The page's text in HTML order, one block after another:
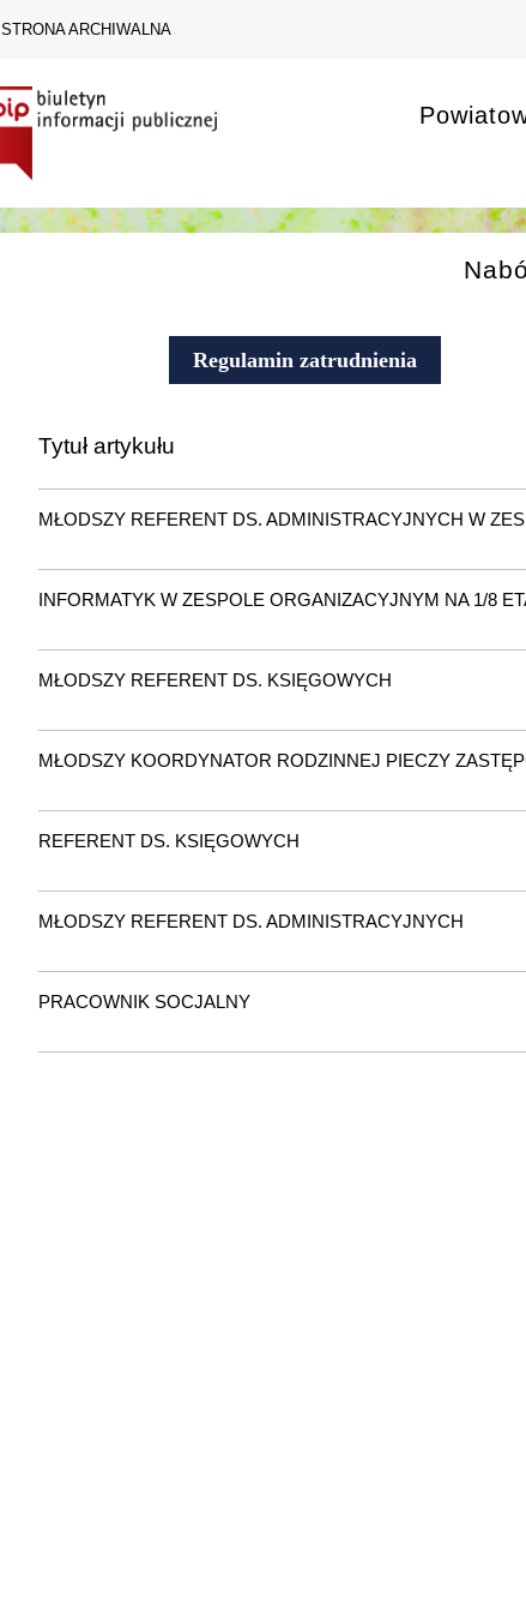
STRONA ARCHIWALNA
Regulamin zatrudnienia
Tytuł artykułu
MŁODSZY REFERENT DS. ADMINISTRACYJNYCH W
INFORMATYK W ZESPOLE ORGANIZACYJNYM NA 1/8
MŁODSZY REFERENT DS. KSIĘGOWYCH
MŁODSZY KOORDYNATOR RODZINNEJ PIECZY
REFERENT DS. KSIĘGOWYCH
MŁODSZY REFERENT DS. ADMINISTRACYJNYCH
PRACOWNIK SOCJALNY